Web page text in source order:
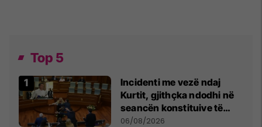
Top 5
Incidenti me vezë ndaj
Kurtit, gjithçka ndodhi në
seancën konstituive të
Kuvendit
06/08/2026